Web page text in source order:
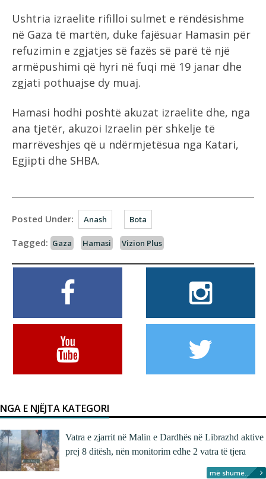
Ushtria izraelite rifilloi sulmet e rëndësishme
në Gaza të martën, duke fajësuar Hamasin për
refuzimin e zgjatjes së fazës së parë të një
armëpushimi që hyri në fuqi më 19 janar dhe
zgjati pothuajse dy muaj.
Hamasi hodhi poshtë akuzat izraelite dhe, nga
ana tjetër, akuzoi Izraelin për shkelje të
marrëveshjes që u ndërmjetësua nga Katari,
Egjipti dhe SHBA.
Posted Under: Anash Bota
Tagged: Gaza Hamasi Vizion Plus
NGA E NJËJTA KATEGORI
Vatra e zjarrit në Malin e Dardhës në Librazhd aktive
prej 8 ditësh, nën monitorim edhe 2 vatra të tjera
më shumë...